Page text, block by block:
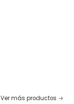
Ver más productos